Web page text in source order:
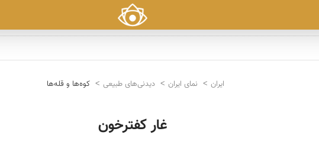
ایران نمای ایران دیدنی‌های طبیعی کوه‌ها و قله‌ها
غار کفترخون